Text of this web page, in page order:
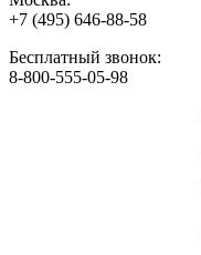
+7 (495) 646-88-58
Бесплатный звонок:
8-800-555-05-98